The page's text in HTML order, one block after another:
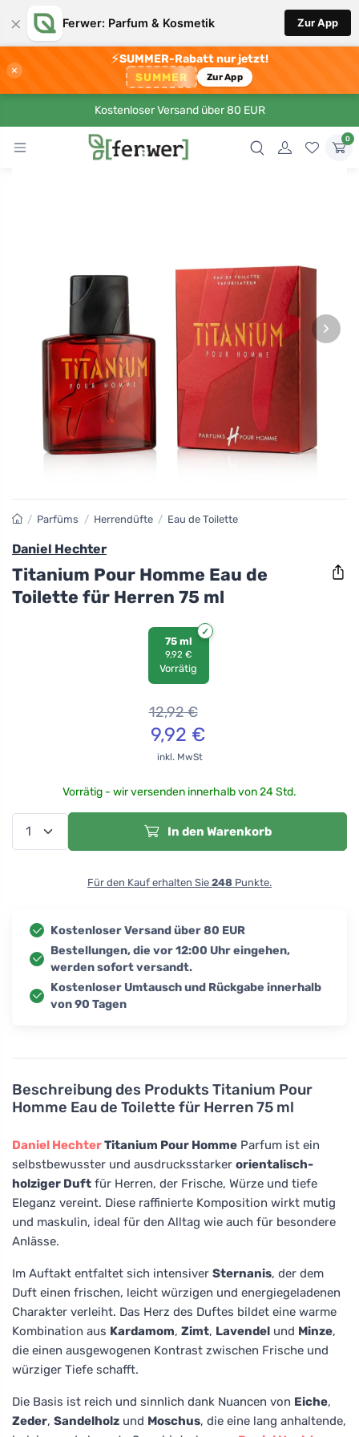
× Ferwer: Parfum & Kosmetik Zur App
×
⚡SUMMER-Rabatt nur jetzt!
SUMMER Zur App
Kostenloser Versand über 80 EUR
0
›
Beschreibung des Produkts Titanium Pour
Homme Eau de Toilette für Herren 75 ml
Daniel HechterTitanium Pour Homme Parfum ist ein
selbstbewusster und ausdrucksstarker orientalisch-
holziger Duft für Herren, der Frische, Würze und tiefe
Eleganz vereint. Diese raffinierte Komposition wirkt mutig
und maskulin, ideal für den Alltag wie auch für besondere
Anlässe.
Im Auftakt entfaltet sich intensiver Sternanis, der dem
Duft einen frischen, leicht würzigen und energiegeladenen
Charakter verleiht. Das Herz des Duftes bildet eine warme
Kombination aus Kardamom, Zimt, Lavendel und Minze,
die einen ausgewogenen Kontrast zwischen Frische und
würziger Tiefe schafft.
Die Basis ist reich und sinnlich dank Nuancen von Eiche,
Zeder, Sandelholz und Moschus, die eine lang anhaltende,
/ Parfüms / Herrendüfte / Eau de Toilette
Daniel Hechter
Titanium Pour Homme Eau de
Toilette für Herren 75 ml
75 ml
9,92 €
Vorrätig
12,92€
9,92 €
inkl. MwSt
Vorrätig - wir versenden innerhalb von 24 Std.
In den Warenkorb
Für den Kauf erhalten Sie 248 Punkte.
Kostenloser Versand über 80 EUR
Bestellungen, die vor 12:00 Uhr eingehen,
werden sofort versandt.
Kostenloser Umtausch und Rückgabe innerhalb
von 90 Tagen